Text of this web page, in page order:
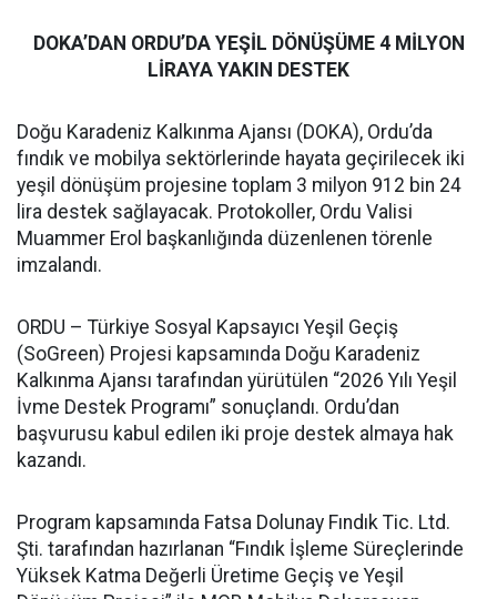
DOKA’DAN ORDU’DA YEŞİL DÖNÜŞÜME 4 MİLYON
LİRAYA YAKIN DESTEK
Doğu Karadeniz Kalkınma Ajansı (DOKA), Ordu’da
fındık ve mobilya sektörlerinde hayata geçirilecek iki
yeşil dönüşüm projesine toplam 3 milyon 912 bin 24
lira destek sağlayacak. Protokoller, Ordu Valisi
Muammer Erol başkanlığında düzenlenen törenle
imzalandı.
ORDU – Türkiye Sosyal Kapsayıcı Yeşil Geçiş
(SoGreen) Projesi kapsamında Doğu Karadeniz
Kalkınma Ajansı tarafından yürütülen “2026 Yılı Yeşil
İvme Destek Programı” sonuçlandı. Ordu’dan
başvurusu kabul edilen iki proje destek almaya hak
kazandı.
Program kapsamında Fatsa Dolunay Fındık Tic. Ltd.
Şti. tarafından hazırlanan “Fındık İşleme Süreçlerinde
Yüksek Katma Değerli Üretime Geçiş ve Yeşil